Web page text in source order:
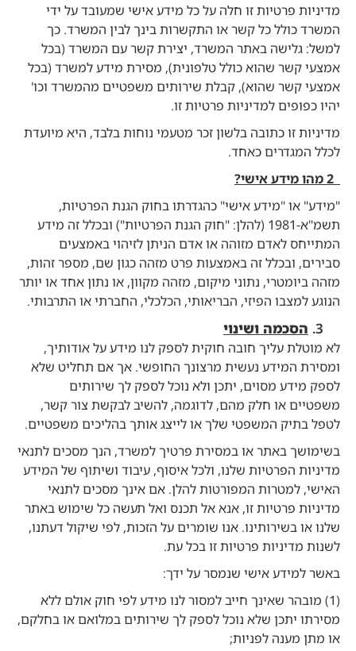
מדיניות פרטיות זו חלה על כל מידע אישי שמעובד על ידי
המשרד כולל כל קשר או התקשרות בינך לבין המשרד. כך
למשל: גלישה באתר המשרד, יצירת קשר עם המשרד (בכל
אמצעי קשר שהוא כולל טלפונית), מסירת מידע למשרד (בכל
אמצעי קשר שהוא), קבלת שירותים משפטיים מהמשרד וכו'
יהיו כפופים למדיניות פרטיות זו.
מדיניות זו כתובה בלשון זכר מטעמי נוחות בלבד, היא מיועדת
לכלל המגדרים כאחד.
"מידע" או "מידע אישי" כהגדרתו בחוק הגנת הפרטיות,
תשמ"א-1981 (להלן: "חוק הגנת הפרטיות") ובכלל זה מידע
המתייחס לאדם מזוהה או אדם הניתן לזיהוי באמצעים
סבירים, ובכלל זה באמצעות פרט מזהה כגון שם, מספר זהות,
מזהה ביומטרי, נתוני מיקום, מזהה מקוון, או נתון אחד או יותר
הנוגע למצבו הפיזי, הבריאותי, הכלכלי, החברתי או התרבותי.
הסכמה ושינוי
לא מוטלת עליך חובה חוקית לספק לנו מידע על אודותיך,
ומסירת המידע נעשית מרצונך החופשי. אך אם תחליט שלא
לספק מידע מסוים, יתכן ולא נוכל לספק לך שירותים
משפטיים או חלק מהם, לדוגמה, להשיב לבקשת צור קשר,
לטפל בתיק המשפטי שלך או לייצג אותך בהליכים משפטיים.
בשימושך באתר או במסירת פרטיך למשרד, הנך מסכים לתנאי
מדיניות הפרטיות שלנו, ולכל איסוף, עיבוד ושיתוף של המידע
האישי, למטרות המפורטות להלן. אם אינך מסכים לתנאי
מדיניות פרטיות זו, אנא אל תכנס ואל תעשה כל שימוש באתר
שלנו או בשירותינו. אנו שומרים על הזכות, לפי שיקול דעתנו,
לשנות מדיניות פרטיות זו בכל עת.
באשר למידע אישי שנמסר על ידך:
(1) מובהר שאינך חייב למסור לנו מידע לפי חוק אולם ללא
מסירתו יתכן שלא נוכל לספק לך שירותים במלואם או בחלקם,
או מתן מענה לפניות;